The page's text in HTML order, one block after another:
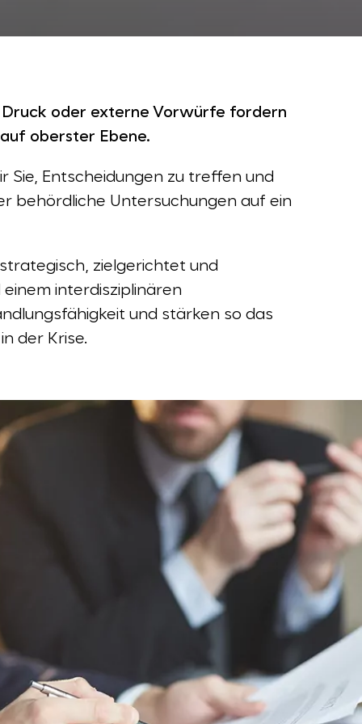
oder externe Vorwürfe fordern
oberster Ebene.
Sie, Entscheidungen zu treffen und
behördliche Untersuchungen auf ein
zielgerichtet und
interdisziplinären
und stärken so das
der Krise.